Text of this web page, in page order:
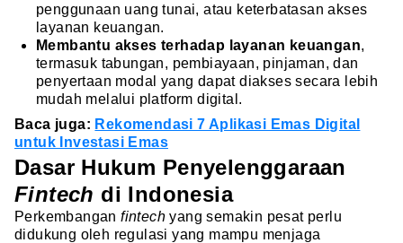
penggunaan uang tunai, atau keterbatasan akses
layanan keuangan.
Membantu akses terhadap layanan keuangan,
termasuk tabungan, pembiayaan, pinjaman, dan
penyertaan modal yang dapat diakses secara lebih
mudah melalui platform digital.
Baca juga: Rekomendasi 7 Aplikasi Emas Digital
untuk Investasi Emas
Dasar Hukum Penyelenggaraan
Fintech di Indonesia
Perkembanganfintechyang semakin pesat perlu
didukung oleh regulasi yang mampu menjaga